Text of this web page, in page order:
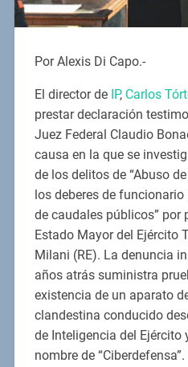
Por Alexis Di Capo.-
El director de IP, Carlos
prestar declaración
Juez Federal Claudio
causa en la que se
de los delitos de “Abuso
los deberes de
de caudales públicos” por
Estado Mayor del Ejército
Milani (RE). La denuncia
años atrás suministra
existencia de un aparato
clandestina conducido
de Inteligencia del Ejército
nombre de